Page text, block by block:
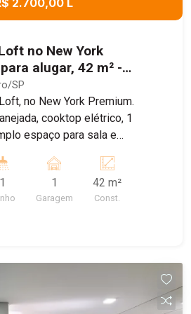
2.700,00 L
no New York
alugar, 42 m² -
SP
SP
no New York Premium.
cooktop elétrico, 1
espaço para sala e
ser o condomínio mais
é também o mais completo!
fitness, salão de festas,
seca, sistema de
vigilância 24 horas
1 1
Garagem
42 m²
Const.